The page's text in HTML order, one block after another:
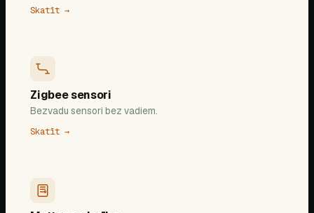
Skatīt →
Zigbee sensori
Bezvadu sensori bez vadiem.
Skatīt →